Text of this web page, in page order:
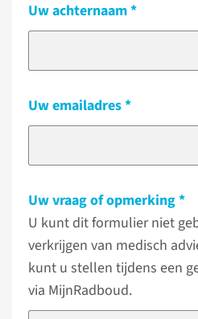
Uw achternaam
Uw emailadres
Uw vraag of opmerking
U kunt dit formulier niet
verkrijgen van medisch
kunt u stellen tijdens een
via MijnRadboud.